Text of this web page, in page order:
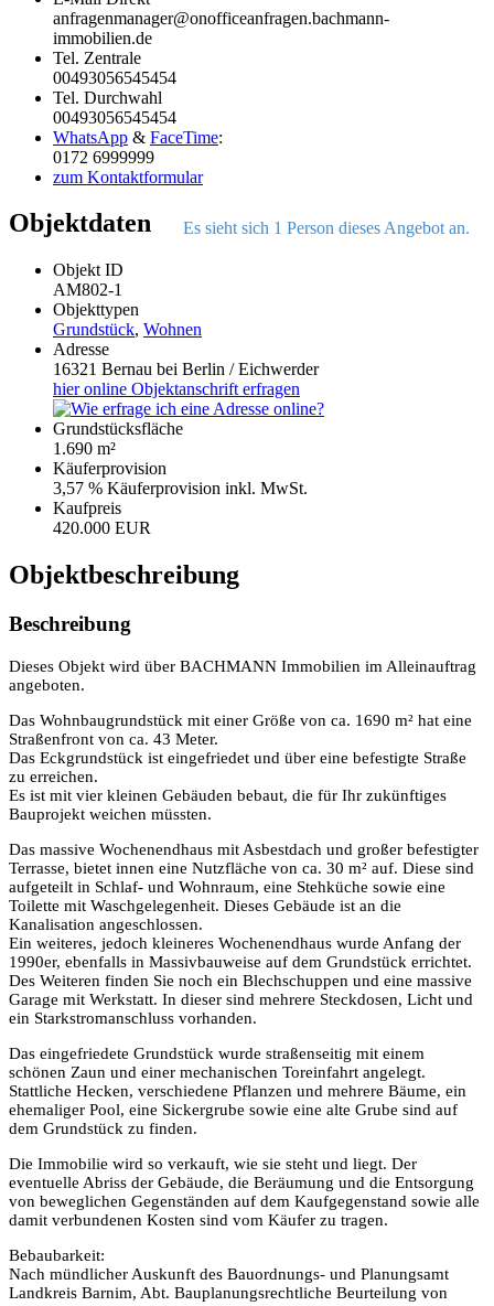
anfragenmanager@onofficeanfragen.bachmann-
immobilien.de
Tel. Zentrale
00493056545454
Tel. Durchwahl
00493056545454
WhatsApp & FaceTime:
0172 6999999
zum Kontaktformular
Objektdaten Es sieht sich 1 Person dieses Angebot an.
Objekt ID
AM802-1
Objekttypen
Grundstück, Wohnen
Adresse
16321 Bernau bei Berlin / Eichwerder
hieronline Objektanschrift erfragen
Grundstücksfläche
1.690 m²
Käuferprovision
3,57 % Käuferprovision inkl. MwSt.
Kaufpreis
420.000 EUR
Objektbeschreibung
Beschreibung
Dieses Objekt wird über BACHMANN Immobilien im Alleinauftrag
angeboten.
Das Wohnbaugrundstück mit einer Größe von ca. 1690 m² hat eine
Straßenfront von ca. 43 Meter.
Das Eckgrundstück ist eingefriedet und über eine befestigte Straße
zu erreichen.
Es ist mit vier kleinen Gebäuden bebaut, die für Ihr zukünftiges
Bauprojekt weichen müssten.
Das massive Wochenendhaus mit Asbestdach und großer befestigter
Terrasse, bietet innen eine Nutzfläche von ca. 30 m² auf. Diese sind
aufgeteilt in Schlaf- und Wohnraum, eine Stehküche sowie eine
Toilette mit Waschgelegenheit. Dieses Gebäude ist an die
Kanalisation angeschlossen.
Ein weiteres, jedoch kleineres Wochenendhaus wurde Anfang der
1990er, ebenfalls in Massivbauweise auf dem Grundstück errichtet.
Des Weiteren finden Sie noch ein Blechschuppen und eine massive
Garage mit Werkstatt. In dieser sind mehrere Steckdosen, Licht und
ein Starkstromanschluss vorhanden.
Das eingefriedete Grundstück wurde straßenseitig mit einem
schönen Zaun und einer mechanischen Toreinfahrt angelegt.
Stattliche Hecken, verschiedene Pflanzen und mehrere Bäume, ein
ehemaliger Pool, eine Sickergrube sowie eine alte Grube sind auf
dem Grundstück zu finden.
Die Immobilie wird so verkauft, wie sie steht und liegt. Der
eventuelle Abriss der Gebäude, die Beräumung und die Entsorgung
von beweglichen Gegenständen auf dem Kaufgegenstand sowie alle
damit verbundenen Kosten sind vom Käufer zu tragen.
Bebaubarkeit:
Nach mündlicher Auskunft des Bauordnungs- und Planungsamt
Landkreis Barnim, Abt. Bauplanungsrechtliche Beurteilung von